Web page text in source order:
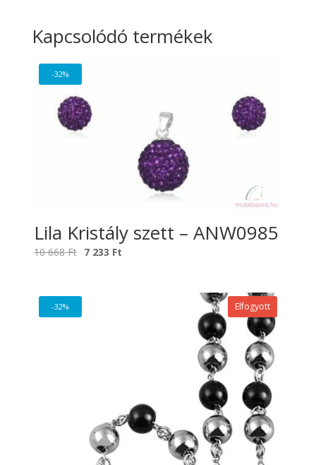
Kapcsolódó termékek
-32%
Lila Kristály szett – ANW0985
10 668Ft Original
10
668 Ft.
7 233 Ft
-32% Elfogyott